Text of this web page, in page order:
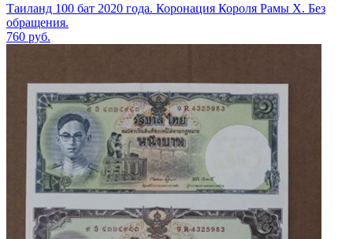
Таиланд 100 бат 2020 года. Коронация Короля Рамы X. Без
обращения.
760 руб.